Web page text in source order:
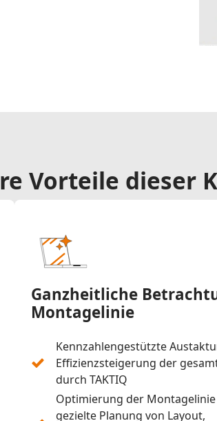
Vorteile dieser
Ganzheitliche
Montagelinie
Kennzahlengestützte
Effizienzsteigerung der
durch TAKTIQ
Optimierung der
gezielte Planung von Layout,